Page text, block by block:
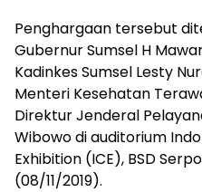
Penghargaan tersebut
Gubernur Sumsel H
Kadinkes Sumsel Lesty
Menteri Kesehatan
Direktur Jenderal
Wibowo di auditorium
Exhibition (ICE), BSD
(08/11/2019).